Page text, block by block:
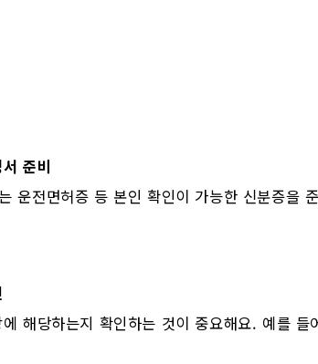
준비
운전면허증 등 본인 확인이 가능한 신분증을
해당하는지 확인하는 것이 중요해요. 예를